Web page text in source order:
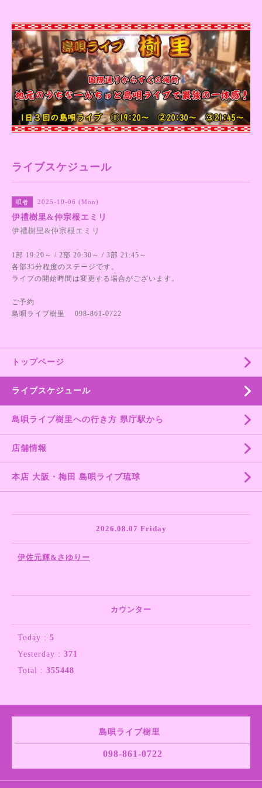
ライブスケジュール
唄者 2025-10-06 (Mon)
伊禮樹里&仲宗根エミリ
伊禮樹里&仲宗根エミリ
1部 19:20～ / 2部 20:30～ / 3部 21:45～
各部35分程度のステージです。
ライブの開始時間は変更する場合がございます。
ご予約
島唄ライブ樹里 098-861-0722
トップページ
ライブスケジュール
島唄ライブ樹里への行き方 県庁駅から
店舗情報
本店 大阪・梅田 島唄ライブ琉球
2026.08.07 Friday
伊佐元輝&さゆりー
カウンター
Today : 5
Yesterday : 371
Total : 355448
島唄ライブ樹里
098-861-0722